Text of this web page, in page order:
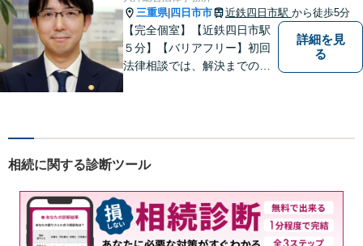
通事故】示談金の増額に向け
尽力
三重県| 四日市市 近鉄四日市駅 から徒歩5分
【完全個室】【近鉄四日市駅
５分】【バリアフリー】初回
法律相談では、解決までの流
企業法務・顧問弁護士
詳細を見
る
相続に関する診断ツール